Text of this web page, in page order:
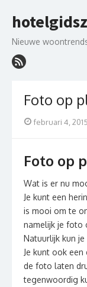
to
Nieuwe
Foto op
Posted
februari 4, 2015
Foto op
Wat is er nu
Je kunt een
is mooi om te
namelijk je foto
Natuurlijk kun
Je kunt ook
de foto laten
tegenwoordig